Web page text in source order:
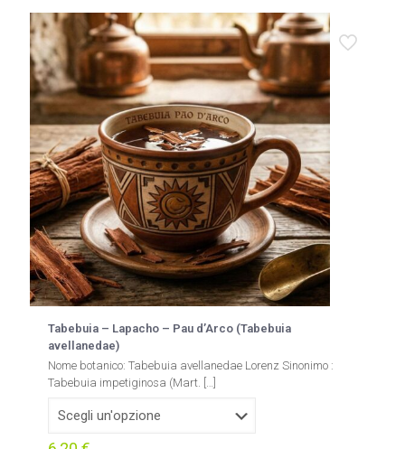
Tabebuia – Lapacho – Pau d’Arco (Tabebuia
avellanedae)
Nome botanico: Tabebuia avellanedae Lorenz Sinonimo :
Tabebuia impetiginosa (Mart. […]